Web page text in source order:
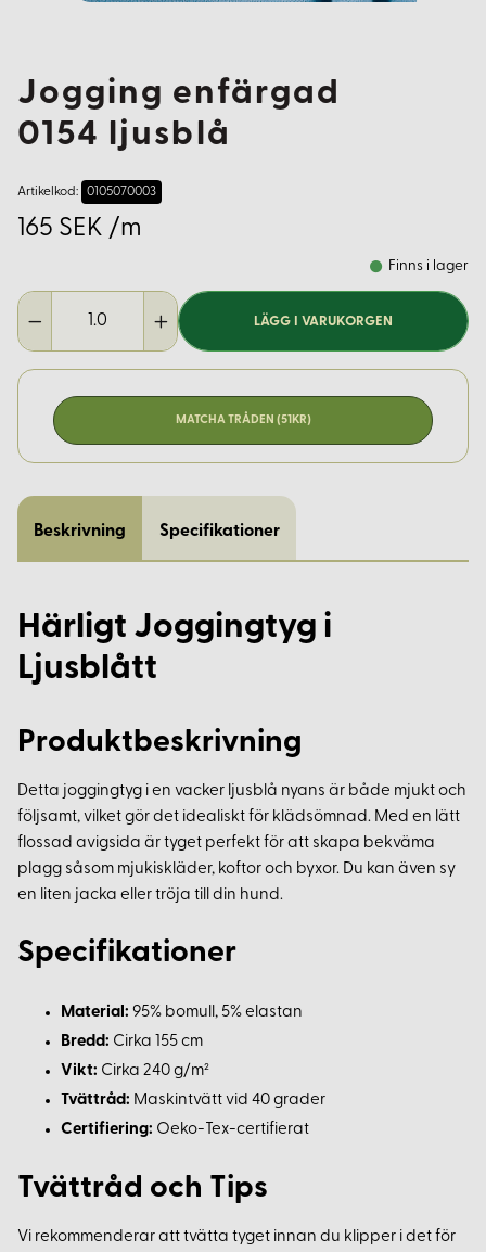
Jogging enfärgad
0154 ljusblå
Artikelkod: 0105070003
165 SEK /m
Finns i lager
LÄGG I VARUKORGEN
MATCHA TRÅDEN (51KR)
Beskrivning Specifikationer
Härligt Joggingtyg i
Ljusblått
Produktbeskrivning
Detta joggingtyg i en vacker ljusblå nyans är både mjukt och
följsamt, vilket gör det idealiskt för klädsömnad. Med en lätt
flossad avigsida är tyget perfekt för att skapa bekväma
plagg såsom mjukiskläder, koftor och byxor. Du kan även sy
en liten jacka eller tröja till din hund.
Specifikationer
Material: 95% bomull, 5% elastan
Bredd: Cirka 155 cm
Vikt: Cirka 240 g/m²
Tvättråd: Maskintvätt vid 40 grader
Certifiering: Oeko-Tex-certifierat
Tvättråd och Tips
Vi rekommenderar att tvätta tyget innan du klipper i det för